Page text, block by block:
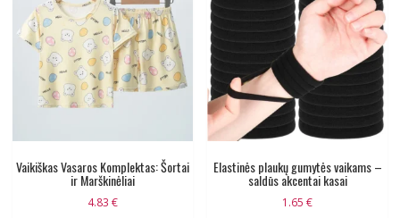
Vaikiškas Vasaros Komplektas: Šortai
ir Marškinėliai
4.83 €
Elastinės plaukų gumytės vaikams –
saldūs akcentai kasai
1.65€